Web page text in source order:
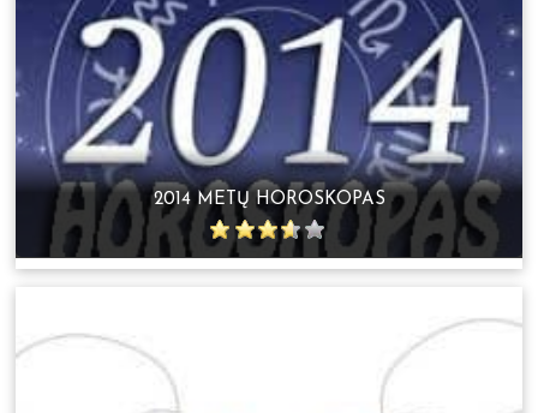
2014 METŲ HOROSKOPAS